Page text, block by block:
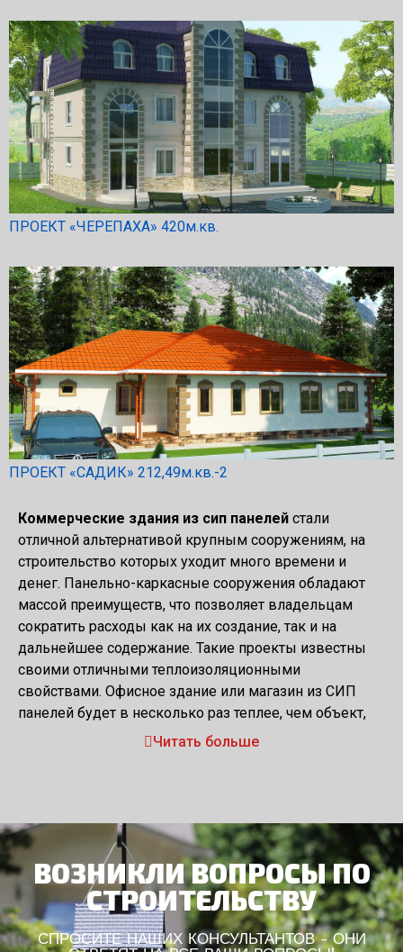
ПРОЕКТ «ЧЕРЕПАХА» 420м.кв.
ПРОЕКТ «САДИК» 212,49м.кв.-2
Коммерческие здания из сип панелей стали
отличной альтернативой крупным сооружениям, на
строительство которых уходит много времени и
денег. Панельно-каркасные сооружения обладают
массой преимуществ, что позволяет владельцам
сократить расходы как на их создание, так и на
дальнейшее содержание. Такие проекты известны
своими отличными теплоизоляционными
свойствами. Офисное здание или магазин из СИП
панелей будет в несколько раз теплее, чем объект,
возведенный из кирпича или камня. Долгосрочная
Особенности проектов
коммерческих построек из
SIP-панелей
Коммерческие проекты из сип панелей
Читать больше
ВОЗНИКЛИ ВОПРОСЫ ПО
СТРОИТЕЛЬСТВУ
СПРОСИТЕ НАШИХ КОНСУЛЬТАНТОВ - ОНИ